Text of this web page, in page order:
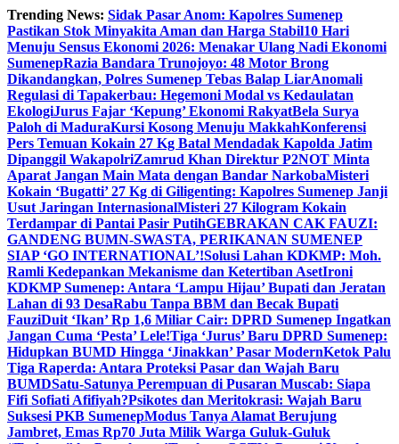
Skip
to
content
Trending News: Sidak Pasar Anom: Kapolres Sumenep
Pastikan Stok Minyakita Aman dan Harga Stabil10 Hari
Menuju Sensus Ekonomi 2026: Menakar Ulang Nadi Ekonomi
SumenepRazia Bandara Trunojoyo: 48 Motor Brong
Dikandangkan, Polres Sumenep Tebas Balap LiarAnomali
Regulasi di Tapakerbau: Hegemoni Modal vs Kedaulatan
EkologiJurus Fajar ‘Kepung’ Ekonomi RakyatBela Surya
Paloh di MaduraKursi Kosong Menuju MakkahKonferensi
Pers Temuan Kokain 27 Kg Batal Mendadak Kapolda Jatim
Dipanggil WakapolriZamrud Khan Direktur P2NOT Minta
Aparat Jangan Main Mata dengan Bandar NarkobaMisteri
Kokain ‘Bugatti’ 27 Kg di Giligenting: Kapolres Sumenep Janji
Usut Jaringan InternasionalMisteri 27 Kilogram Kokain
Terdampar di Pantai Pasir PutihGEBRAKAN CAK FAUZI:
GANDENG BUMN-SWASTA, PERIKANAN SUMENEP
SIAP ‘GO INTERNATIONAL’!Solusi Lahan KDKMP: Moh.
Ramli Kedepankan Mekanisme dan Ketertiban AsetIroni
KDKMP Sumenep: Antara ‘Lampu Hijau’ Bupati dan Jeratan
Lahan di 93 DesaRabu Tanpa BBM dan Becak Bupati
FauziDuit ‘Ikan’ Rp 1,6 Miliar Cair: DPRD Sumenep Ingatkan
Jangan Cuma ‘Pesta’ Lele!Tiga ‘Jurus’ Baru DPRD Sumenep:
Hidupkan BUMD Hingga ‘Jinakkan’ Pasar ModernKetok Palu
Tiga Raperda: Antara Proteksi Pasar dan Wajah Baru
BUMDSatu-Satunya Perempuan di Pusaran Muscab: Siapa
Fifi Sofiati Afifiyah?Psikotes dan Meritokrasi: Wajah Baru
Suksesi PKB SumenepModus Tanya Alamat Berujung
Jambret, Emas Rp70 Juta Milik Warga Guluk-Guluk